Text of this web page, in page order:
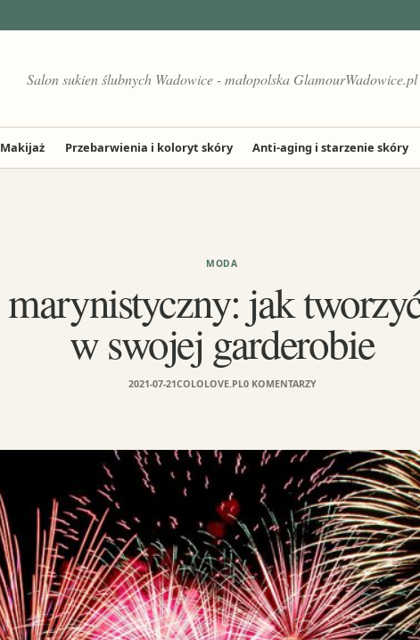
Salon sukien ślubnych Wadowice - małopolska GlamourWadowice.pl
Makijaż Przebarwienia i koloryt skóry Anti-aging i starzenie skóry
MODA
jak
w swojej garderobie
2021-07-21COLOLOVE.PL0 KOMENTARZY